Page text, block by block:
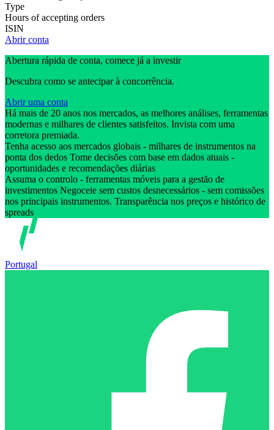
Type
Hours of accepting orders
ISIN
Abrir conta
Abertura rápida de conta, comece já a investir
Descubra como se antecipar à concorrência.
Abrir uma conta
Há mais de 20 anos nos mercados, as melhores análises, ferramentas
modernas e milhares de clientes satisfeitos. Invista com uma
corretora premiada.
Tenha acesso aos mercados globais - milhares de instrumentos na
ponta dos dedos Tome decisões com base em dados atuais -
oportunidades e recomendações diárias
Assuma o controlo - ferramentas móveis para a gestão de
investimentos Negoceie sem custos desnecessários - sem comissões
nos principais instrumentos. Transparência nos preços e histórico de
spreads
Portugal